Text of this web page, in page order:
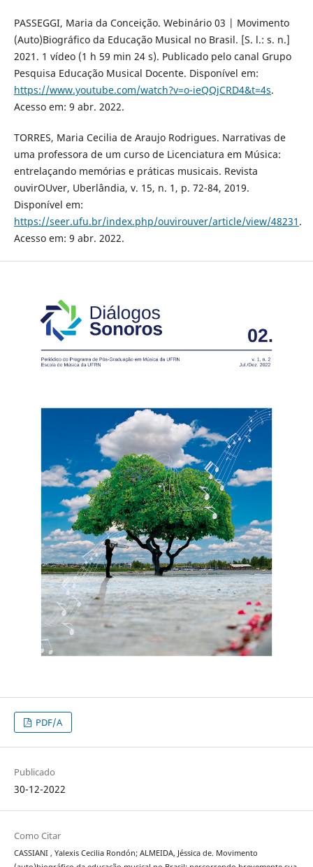
PASSEGGI, Maria da Conceição. Webinário 03 | Movimento
(Auto)Biográfico da Educação Musical no Brasil. [S. l.: s. n.]
2021. 1 vídeo (1 h 59 min 24 s). Publicado pelo canal Grupo
Pesquisa Educação Musical Docente. Disponível em:
https://www.youtube.com/watch?v=o-ieQQjCRD4&t=4s.
Acesso em: 9 abr. 2022.
TORRES, Maria Cecilia de Araujo Rodrigues. Narrativas de
uma professora de um curso de Licenciatura em Música:
entrelaçando memórias e práticas musicais. Revista
ouvirOUver, Uberlândia, v. 15, n. 1, p. 72-84, 2019.
Disponível em:
https://seer.ufu.br/index.php/ouvirouver/article/view/48231 .
Acesso em: 9 abr. 2022.
PDF/A
Publicado
30-12-2022
Como Citar
CASSIANI , Yalexis Cecilia Rondón; ALMEIDA, Jéssica de. Movimento